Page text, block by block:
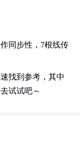
同步性，7根线传
找到参考，其中
试试吧～